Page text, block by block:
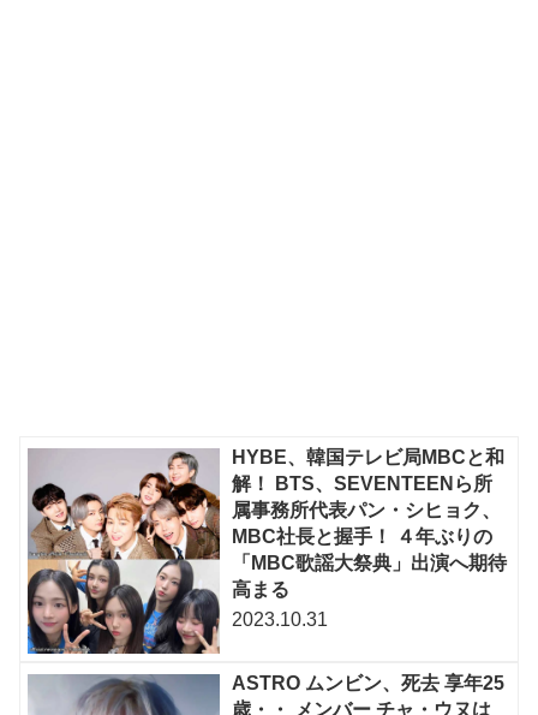
HYBE、韓国テレビ局MBCと和
解！ BTS、SEVENTEENら所
属事務所代表パン・シヒョク、
MBC社長と握手！ ４年ぶりの
「MBC歌謡大祭典」出演へ期待
高まる
2023.10.31
ASTRO ムンビン、死去 享年25
歳・・ メンバー チャ・ウヌは